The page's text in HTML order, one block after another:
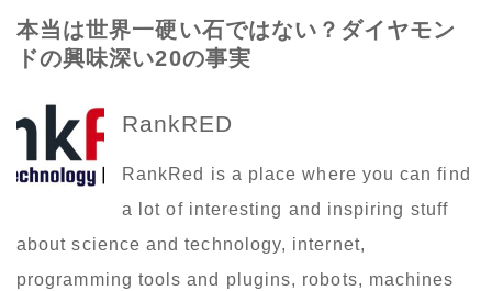
本当は世界一硬い石ではない？ダイヤモン
ドの興味深い20の事実
RankRED
RankRed is a place where you can find
a lot of interesting and inspiring stuff
about science and technology, internet,
programming tools and plugins, robots, machines